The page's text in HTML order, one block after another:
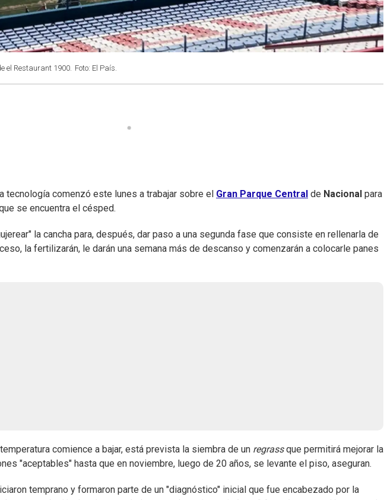
el Restaurant 1900. Foto: El País.
tecnología comenzó este lunes a trabajar sobre el Gran Parque Central de Nacional para
se encuentra el césped.
la cancha para, después, dar paso a una segunda fase que consiste en rellenarla de
la fertilizarán, le darán una semana más de descanso y comenzarán a colocarle panes
comience a bajar, está prevista la siembra de un regrassque permitirá mejorar la
"aceptables" hasta que en noviembre, luego de 20 años, se levante el piso, aseguran.
temprano y formaron parte de un "diagnóstico" inicial que fue encabezado por la